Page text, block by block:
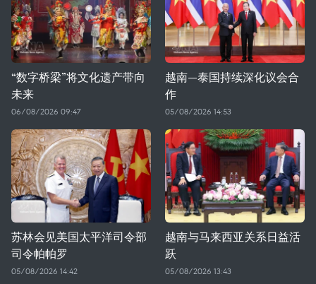
“数字桥梁”将文化遗产带向
未来
06/08/2026 09:47
越南—泰国持续深化议会合
作
05/08/2026 14:53
苏林会见美国太平洋司令部
司令帕帕罗
05/08/2026 14:42
越南与马来西亚关系日益活
跃
05/08/2026 13:43